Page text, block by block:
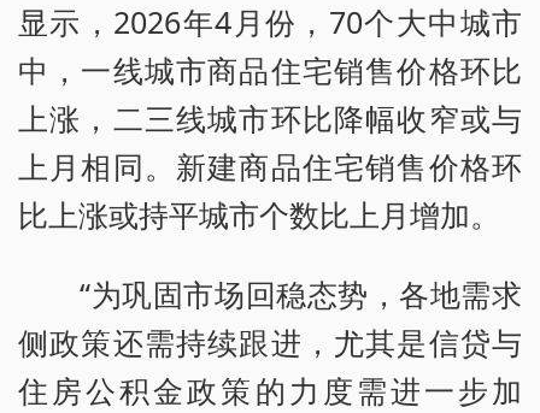
显示，2026年4月份，70个大中城市
中，一线城市商品住宅销售价格环比
上涨，二三线城市环比降幅收窄或与
上月相同。新建商品住宅销售价格环
比上涨或持平城市个数比上月增加。
“为巩固市场回稳态势，各地需求
侧政策还需持续跟进，尤其是信贷与
住房公积金政策的力度需进一步加